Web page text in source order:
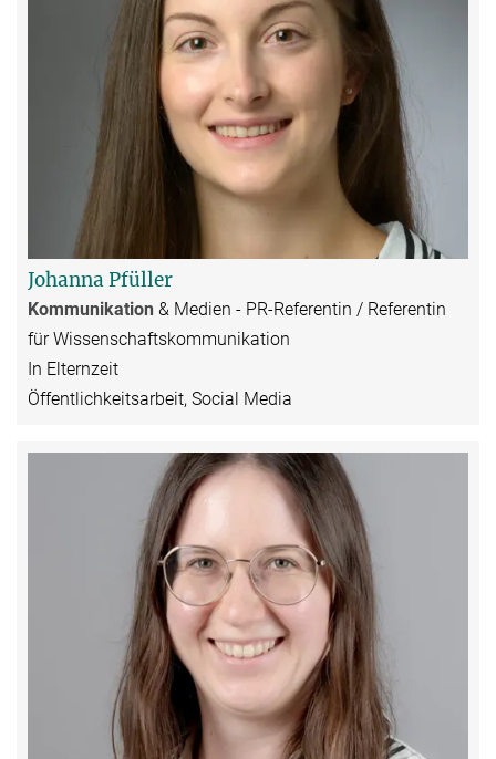
Johanna Pfüller
Kommunikation & Medien - PR-Referentin / Referentin
für Wissenschaftskommunikation
In Elternzeit
Öffentlichkeitsarbeit, Social Media